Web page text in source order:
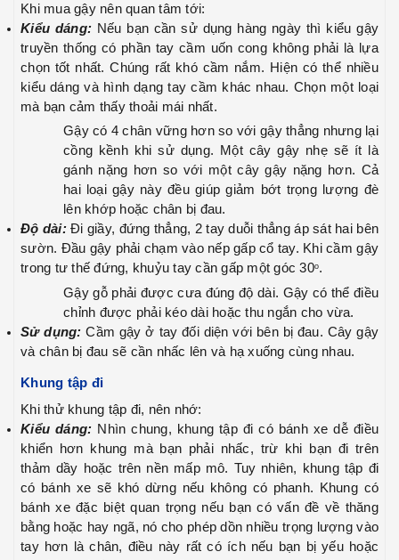
Khi mua gậy nên quan tâm tới:
Kiểu dáng: Nếu bạn cần sử dụng hàng ngày thì kiểu gậy
truyền thống có phần tay cầm uốn cong không phải là lựa
chọn tốt nhất. Chúng rất khó cầm nắm. Hiện có thể nhiều
kiểu dáng và hình dạng tay cầm khác nhau. Chọn một loại
mà bạn cảm thấy thoải mái nhất.
Gậy có 4 chân vững hơn so với gậy thẳng nhưng lại
cồng kềnh khi sử dụng. Một cây gậy nhẹ sẽ ít là
gánh nặng hơn so với một cây gậy nặng hơn. Cả
hai loại gậy này đều giúp giảm bớt trọng lượng đè
lên khớp hoặc chân bị đau.
Độ dài:Đi giầy, đứng thẳng, 2 tay duỗi thẳng áp sát hai bên
sườn. Đầu gậy phải chạm vào nếp gấp cổ tay. Khi cầm gậy
trong tư thế đứng, khuỷu tay cần gấp một góc 30o.
Gậy gỗ phải được cưa đúng độ dài. Gậy có thể điều
chỉnh được phải kéo dài hoặc thu ngắn cho vừa.
Sử dụng:Cầm gậy ở tay đối diện với bên bị đau. Cây gậy
và chân bị đau sẽ cần nhấc lên và hạ xuống cùng nhau.
Khung tập đi
Khi thử khung tập đi, nên nhớ:
Kiểu dáng: Nhìn chung, khung tập đi có bánh xe dễ điều
khiển hơn khung mà bạn phải nhấc, trừ khi bạn đi trên
thảm dầy hoặc trên nền mấp mô. Tuy nhiên, khung tập đi
có bánh xe sẽ khó dừng nếu không có phanh. Khung có
bánh xe đặc biệt quan trọng nếu bạn có vấn đề về thăng
bằng hoặc hay ngã, nó cho phép dồn nhiều trọng lượng vào
tay hơn là chân, điều này rất có ích nếu bạn bị yếu hoặc